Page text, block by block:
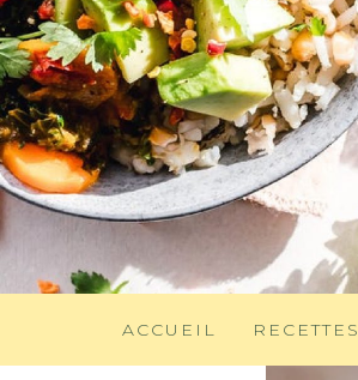
ACCUEIL RECETTES